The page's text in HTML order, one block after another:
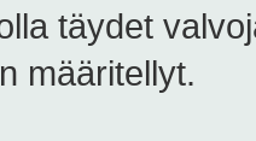
täydet
määritellyt.